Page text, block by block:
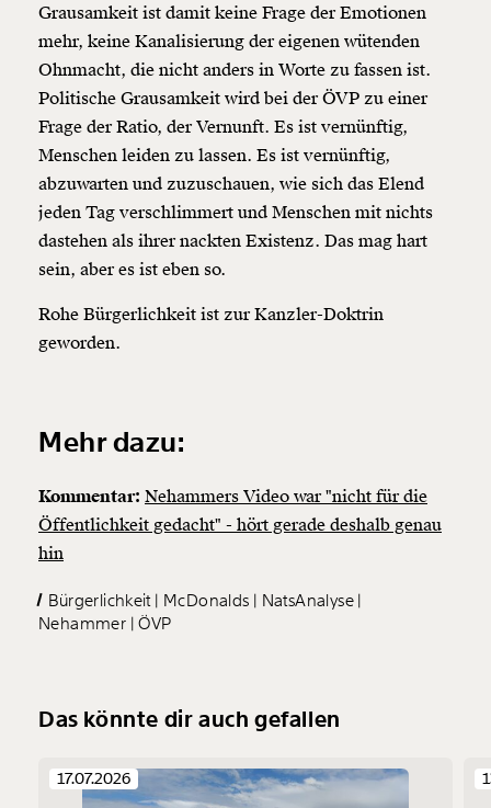
Grausamkeit ist damit keine Frage der Emotionen
mehr, keine Kanalisierung der eigenen wütenden
Ohnmacht, die nicht anders in Worte zu fassen ist.
Politische Grausamkeit wird bei der ÖVP zu einer
Frage der Ratio, der Vernunft. Es ist vernünftig,
Menschen leiden zu lassen. Es ist vernünftig,
abzuwarten und zuzuschauen, wie sich das Elend
jeden Tag verschlimmert und Menschen mit nichts
dastehen als ihrer nackten Existenz. Das mag hart
sein, aber es ist eben so.
Rohe Bürgerlichkeit ist zur Kanzler-Doktrin
geworden.
Mehr dazu:
Kommentar: Nehammers Video war "nicht für die
Öffentlichkeit gedacht" - hört gerade deshalb genau
hin
Bürgerlichkeit McDonalds
NatsAnalyse
Nehammer ÖVP
Das könnte dir auch gefallen
17.07.2026